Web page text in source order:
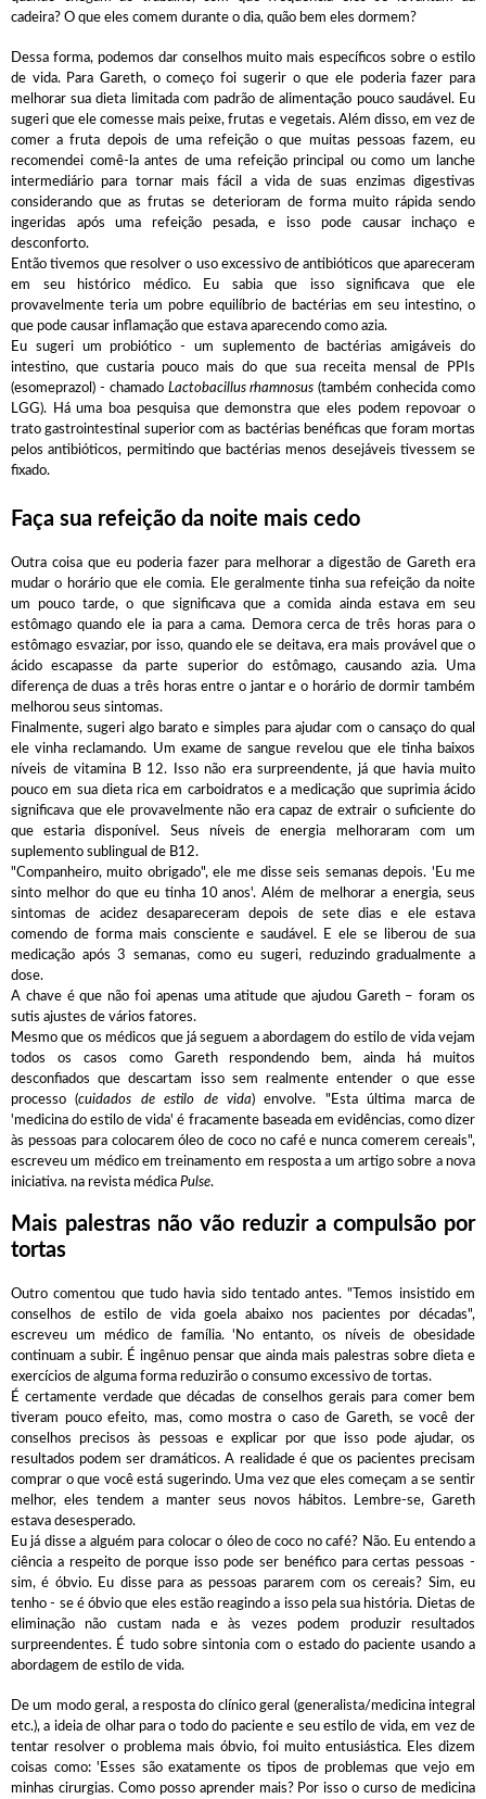
cadeira? O que eles comem durante o dia, quão bem eles dormem?
Dessa forma, podemos dar conselhos muito mais específicos sobre o estilo
de vida. Para Gareth, o começo foi sugerir o que ele poderia fazer para
melhorar sua dieta limitada com padrão de alimentação pouco saudável. Eu
sugeri que ele comesse mais peixe, frutas e vegetais. Além disso, em vez de
comer a fruta depois de uma refeição o que muitas pessoas fazem, eu
recomendei comê-la antes de uma refeição principal ou como um lanche
intermediário para tornar mais fácil a vida de suas enzimas digestivas
considerando que as frutas se deterioram de forma muito rápida sendo
ingeridas após uma refeição pesada, e isso pode causar inchaço e
desconforto.
Então tivemos que resolver o uso excessivo de antibióticos que apareceram
em seu histórico médico. Eu sabia que isso significava que ele
provavelmente teria um pobre equilíbrio de bactérias em seu intestino, o
que pode causar inflamação que estava aparecendo como azia.
Eu sugeri um probiótico - um suplemento de bactérias amigáveis ​​do
intestino, que custaria pouco mais do que sua receita mensal de PPIs
(esomeprazol) - chamado Lactobacillus rhamnosus (também conhecida como
LGG). Há uma boa pesquisa que demonstra que eles podem repovoar o
trato gastrointestinal superior com as bactérias benéficas que foram mortas
pelos antibióticos, permitindo que bactérias menos desejáveis ​​tivessem se
fixado.
Faça sua refeição da noite mais cedo
Outra coisa que eu poderia fazer para melhorar a digestão de Gareth era
mudar o horário que ele comia. Ele geralmente tinha sua refeição da noite
um pouco tarde, o que significava que a comida ainda estava em seu
estômago quando ele ia para a cama. Demora cerca de três horas para o
estômago esvaziar, por isso, quando ele se deitava, era mais provável que o
ácido escapasse da parte superior do estômago, causando azia. Uma
diferença de duas a três horas entre o jantar e o horário de dormir também
melhorou seus sintomas.
Finalmente, sugeri algo barato e simples para ajudar com o cansaço do qual
ele vinha reclamando. Um exame de sangue revelou que ele tinha baixos
níveis de vitamina B 12. Isso não era surpreendente, já que havia muito
pouco em sua dieta rica em carboidratos e a medicação que suprimia ácido
significava que ele provavelmente não era capaz de extrair o suficiente do
que estaria disponível. Seus níveis de energia melhoraram com um
suplemento sublingual de B12.
"Companheiro, muito obrigado", ele me disse seis semanas depois. 'Eu me
sinto melhor do que eu tinha 10 anos'. Além de melhorar a energia, seus
sintomas de acidez desapareceram depois de sete dias e ele estava
comendo de forma mais consciente e saudável. E ele se liberou de sua
medicação após 3 semanas, como eu sugeri, reduzindo gradualmente a
dose.
A chave é que não foi apenas uma atitude que ajudou Gareth – foram os
sutis ajustes de vários fatores.
Mesmo que os médicos que já seguem a abordagem do estilo de vida vejam
todos os casos como Gareth respondendo bem, ainda há muitos
desconfiados que descartam isso sem realmente entender o que esse
processo (cuidados de estilo de vida) envolve. "Esta última marca de
'medicina do estilo de vida' é fracamente baseada em evidências, como dizer
às pessoas para colocarem óleo de coco no café e nunca comerem cereais",
escreveu um médico em treinamento em resposta a um artigo sobre a nova
iniciativa. na revista médica Pulse.
Mais palestras não vão reduzir a compulsão por
tortas
Outro comentou que tudo havia sido tentado antes. "Temos insistido em
conselhos de estilo de vida goela abaixo nos pacientes por décadas",
escreveu um médico de família. 'No entanto, os níveis de obesidade
continuam a subir. É ingênuo pensar que ainda mais palestras sobre dieta e
exercícios de alguma forma reduzirão o consumo excessivo de tortas.
É certamente verdade que décadas de conselhos gerais para comer bem
tiveram pouco efeito, mas, como mostra o caso de Gareth, se você der
conselhos precisos às pessoas e explicar por que isso pode ajudar, os
resultados podem ser dramáticos. A realidade é que os pacientes precisam
comprar o que você está sugerindo. Uma vez que eles começam a se sentir
melhor, eles tendem a manter seus novos hábitos. Lembre-se, Gareth
estava desesperado.
Eu já disse a alguém para colocar o óleo de coco no café? Não. Eu entendo a
ciência a respeito de porque isso pode ser benéfico para certas pessoas -
sim, é óbvio. Eu disse para as pessoas pararem com os cereais? Sim, eu
tenho - se é óbvio que eles estão reagindo a isso pela sua história. Dietas de
eliminação não custam nada e às vezes podem produzir resultados
surpreendentes. É tudo sobre sintonia com o estado do paciente usando a
abordagem de estilo de vida.
De um modo geral, a resposta do clínico geral (generalista/medicina integral
etc.), a ideia de olhar para o todo do paciente e seu estilo de vida, em vez de
tentar resolver o problema mais óbvio, foi muito entusiástica. Eles dizem
coisas como: 'Esses são exatamente os tipos de problemas que vejo em
minhas cirurgias. Como posso aprender mais? Por isso o curso de medicina